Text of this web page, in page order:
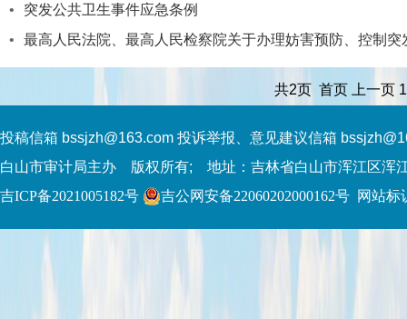
•
突发公共卫生事件应急条例
•
最高人民法院、最高人民检察院关于办理妨害预防、控制
共2页 首页 上一页
投稿信箱 bssjzh@163.com 投诉举报、意见建议信箱
白山市审计局主办 版权所有; 地址：吉林省白山市浑江区浑
吉ICP备2021005182号
吉公网安备22060202000162号 网站标